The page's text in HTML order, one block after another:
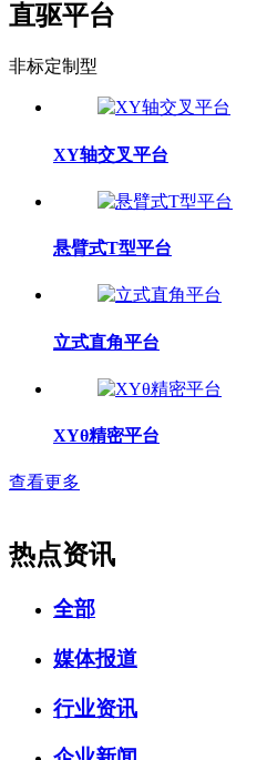
直驱平台
非标定制型
XY轴交叉平台
悬臂式T型平台
立式直角平台
XYθ精密平台
查看更多
热点资讯
全部
媒体报道
行业资讯